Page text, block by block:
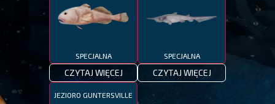
SPECJALNA
CZYTAJ WIĘCEJ
SPECJALNA
CZYTAJ WIĘCEJ
JEZIORO GUNTERSVILLE